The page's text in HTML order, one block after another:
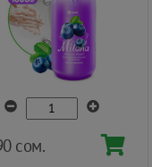
сом.